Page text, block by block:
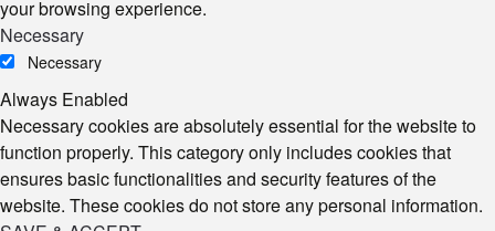
your browsing experience.
Necessary
Necessary
Always Enabled
Necessary cookies are absolutely essential for the website to
function properly. This category only includes cookies that
ensures basic functionalities and security features of the
website. These cookies do not store any personal information.